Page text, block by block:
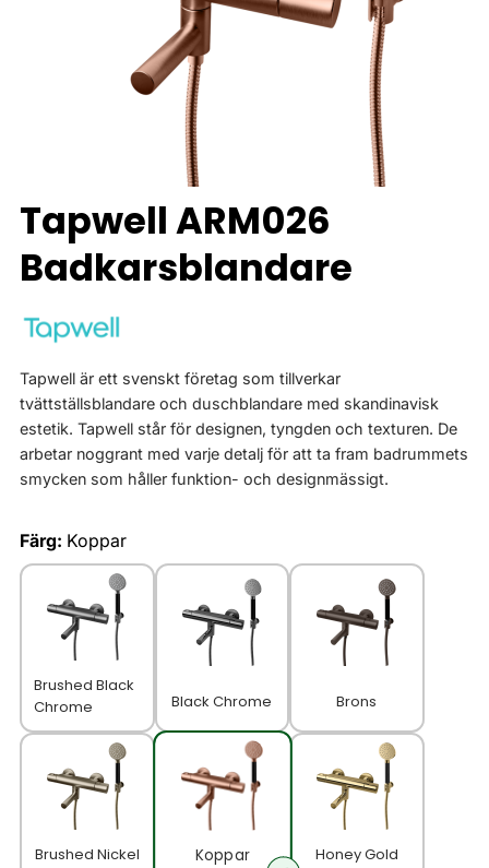
Tapwell ARM026
Badkarsblandare
Tapwell är ett svenskt företag som tillverkar
tvättställsblandare och duschblandare med skandinavisk
estetik. Tapwell står för designen, tyngden och texturen. De
arbetar noggrant med varje detalj för att ta fram badrummets
smycken som håller funktion- och designmässigt.
Färg: Koppar
Brushed Black
Chrome
Black Chrome Brons
Brushed Nickel Koppar Honey Gold